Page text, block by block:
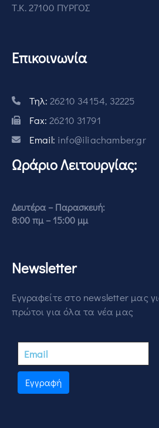
Τ.Κ. 27100 ΠΥΡΓΟΣ
Επικοινωνία
Τηλ: 26210 34154, 32225
Fax: 26210 31791
Email: info@iliachamber.gr
Ωράριο Λειτουργίας:
Δευτέρα – Παρασκευή:
8:00 πμ – 15:00 μμ
Newsletter
Εγγραφείτε στο newsletter μας
πρώτοι για όλα τα νέα μας
Εγγραφή